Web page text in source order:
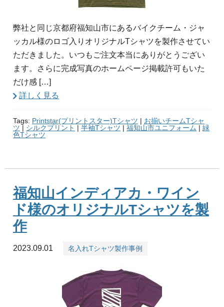
弊社と同じ京都府福知山市にあるバイクチーム・ジャ
ッカル様のロゴ入りオリジナルTシャツを製作させてい
ただきました。いつもご注文本当にありがとうござい
ます。さらに完成写真のホームページ掲載許可もいた
だけ感 […]
詳しく見る
Tags: Printstar(プリントスター)Tシャツ | お揃いチームTシャ
ツ | シルクプリント | 半袖Tシャツ | 福知山市ユニフォーム | 緑
色Tシャツ
福知山インディアカ・ワイン
ド様のオリジナルTシャツを製
作
2023.09.01 名入れTシャツ製作事例